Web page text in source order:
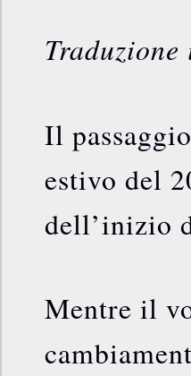
Il
estivo del
dell’inizio
Mentre il